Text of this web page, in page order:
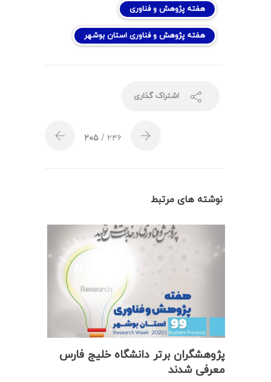
هفته پژوهش و فناوری
هفته پژوهش و فناوری استان بوشهر
اشتراک گذاری
۲۰۵ / ۲۴۶
نوشته های مرتبط
پژوهشگران برتر دانشگاه خلیج فارس
معرفی شدند